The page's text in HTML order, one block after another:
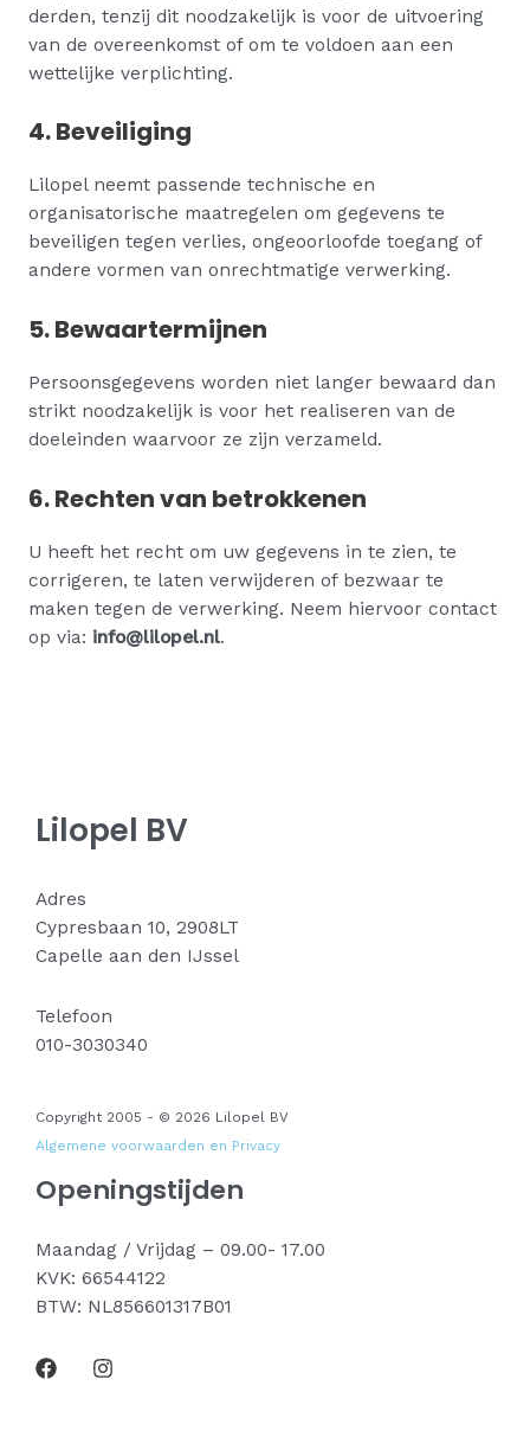
derden, tenzij dit noodzakelijk is voor de uitvoering
van de overeenkomst of om te voldoen aan een
wettelijke verplichting.
4. Beveiliging
Lilopel neemt passende technische en
organisatorische maatregelen om gegevens te
beveiligen tegen verlies, ongeoorloofde toegang of
andere vormen van onrechtmatige verwerking.
5. Bewaartermijnen
Persoonsgegevens worden niet langer bewaard dan
strikt noodzakelijk is voor het realiseren van de
doeleinden waarvoor ze zijn verzameld.
6. Rechten van betrokkenen
U heeft het recht om uw gegevens in te zien, te
corrigeren, te laten verwijderen of bezwaar te
maken tegen de verwerking. Neem hiervoor contact
op via: info@lilopel.nl.
Lilopel BV
Adres
Cypresbaan 10, 2908LT
Capelle aan den IJssel
Telefoon
010-3030340
Copyright 2005 - © 2026 Lilopel BV
Algemene voorwaarden en Privacy
Openingstijden
Maandag / Vrijdag – 09.00- 17.00
KVK: 66544122
BTW: NL856601317B01